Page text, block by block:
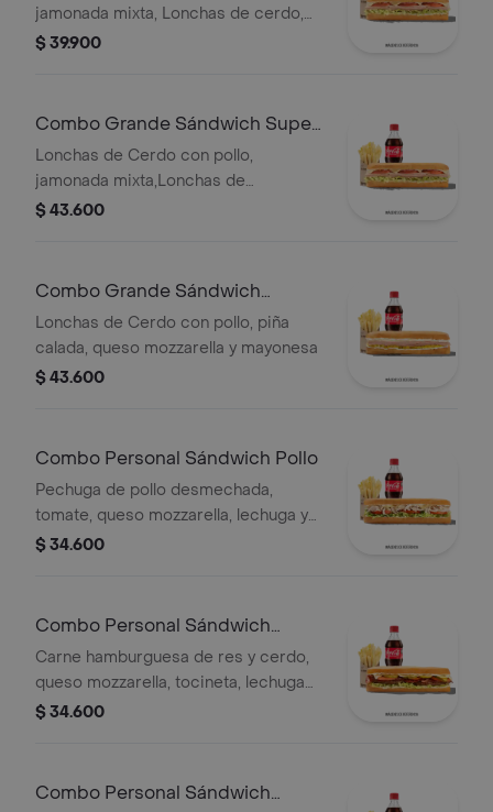
jamonada mixta, Lonchas de cerdo,
cordero y res, queso mozzarella,
$ 39.900
Combo Grande Sándwich Super
Especial
Lonchas de Cerdo con pollo,
jamonada mixta,Lonchas de
cerdo,cordero y res,
Qbano
$ 43.600
Combo Grande Sándwich
Hawaiano
Lonchas de Cerdo con pollo, piña
calada, queso mozzarella y mayonesa
$ 43.600
Combo Personal Sándwich Pollo
Pechuga de pollo desmechada,
tomate, queso mozzarella, lechuga y
mayonesa, papas a la francesa y
$ 34.600
Combo Personal Sándwich
Burguer
Carne hamburguesa de res y cerdo,
queso mozzarella, tocineta, lechuga
Batavia, tomate, pepinillos, salsa BBQ
$ 34.600
Combo Personal Sándwich